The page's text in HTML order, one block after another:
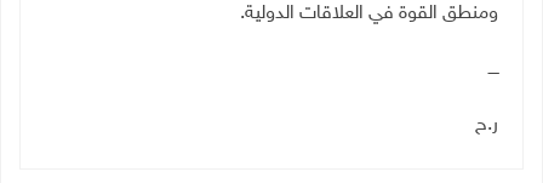
ومنطق القوة في العلاقات الدولية.
ــــ
ر.ح